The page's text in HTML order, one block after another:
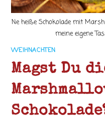
Ne heiße Schokolade mit
meine eigene
WEIHNACHTEN
Magst Du